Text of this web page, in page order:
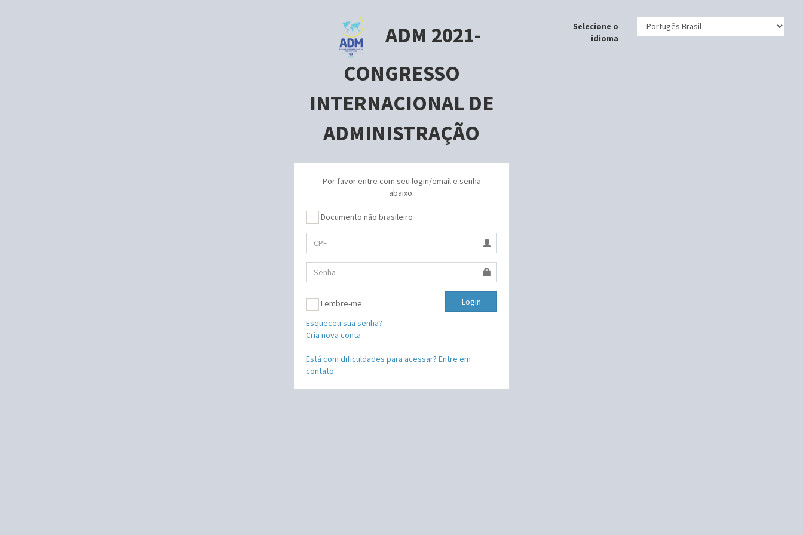
Selecione o
idioma
ADM 2021-
CONGRESSO
INTERNACIONAL DE
ADMINISTRAÇÃO
Por favor entre com seu login/email e senha
abaixo.
Documento não brasileiro
Lembre-me
Login
Esqueceu sua senha?
Cria nova conta
Está com dificuldades para acessar? Entre em
contato